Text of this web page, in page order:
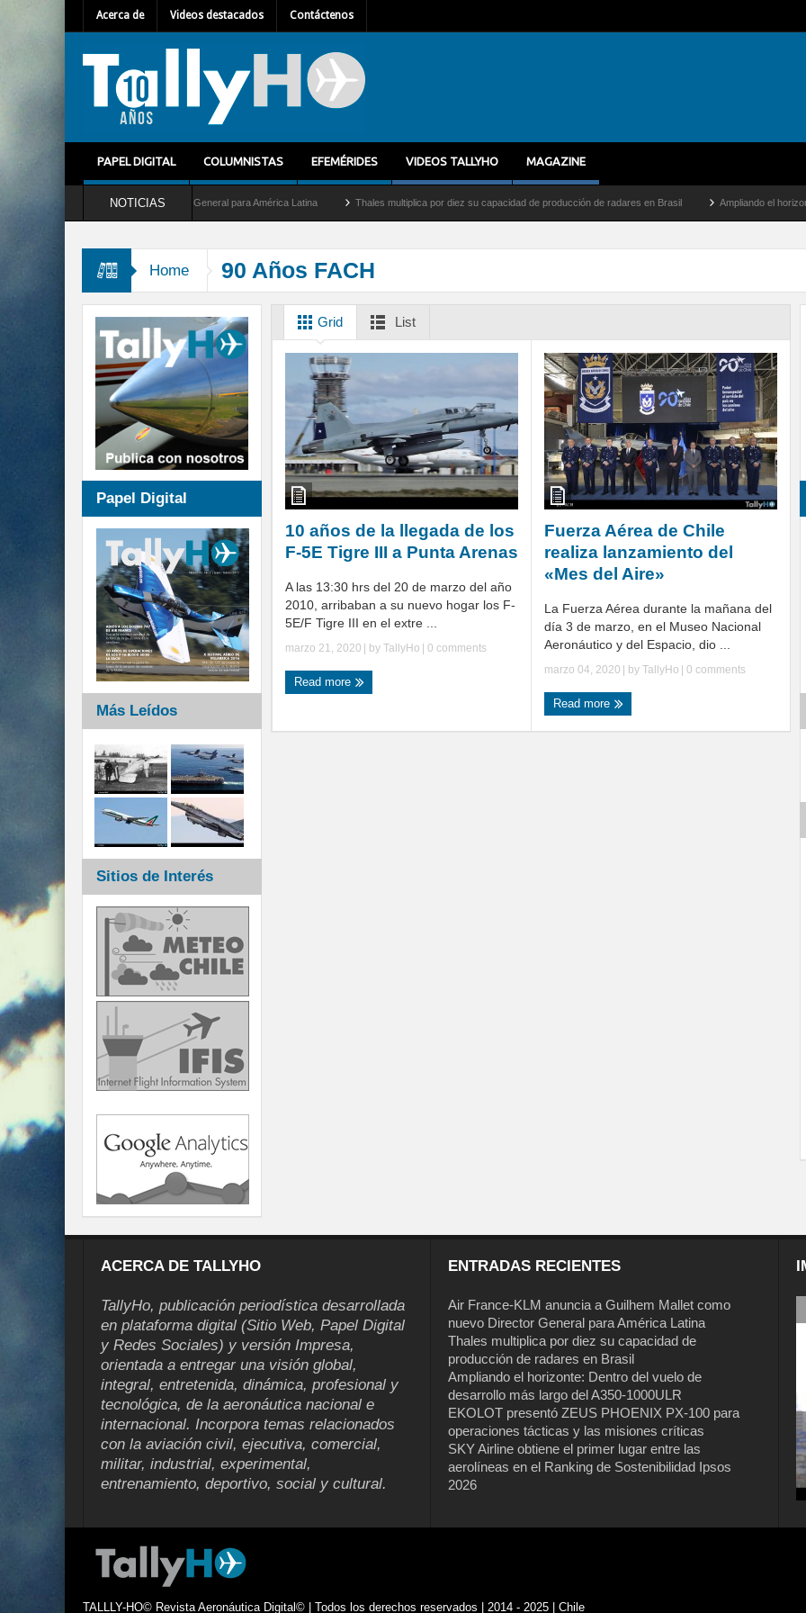
Acerca de Videos destacados Contáctenos
PAPEL DIGITAL COLUMNISTAS EFEMÉRIDES VIDEOS TALLYHO MAGAZINE
NOTICIAS
Mallet como nuevo Director General para América Latina Thales multiplica por diez su capacidad de producción de radares en Brasil Ampliando el horizonte:
Home 90 Años FACH
Grid List
10 años de la llegada de los
F-5E Tigre III a Punta Arenas
A las 13:30 hrs del 20 de marzo del año
2010, arribaban a su nuevo hogar los F-
5E/F Tigre III en el extre ...
marzo 21, 2020 | by TallyHo 0 comments
Read more
Fuerza Aérea de Chile
realiza lanzamiento del
«Mes del Aire»
La Fuerza Aérea durante la mañana del
día 3 de marzo, en el Museo Nacional
Aeronáutico y del Espacio, dio ...
marzo 04, 2020 | by TallyHo 0 comments
Read more
Papel Digital
Más Leídos
Sitios de Interés
ACERCA DE TALLYHO
TallyHo, publicación periodística desarrollada
en plataforma digital (Sitio Web, Papel Digital
y Redes Sociales) y versión Impresa,
orientada a entregar una visión global,
integral, entretenida, dinámica, profesional y
tecnológica, de la aeronáutica nacional e
internacional. Incorpora temas relacionados
con la aviación civil, ejecutiva, comercial,
militar, industrial, experimental,
entrenamiento, deportivo, social y cultural.
ENTRADAS RECIENTES
Air France-KLM anuncia a Guilhem Mallet como
nuevo Director General para América Latina
Thales multiplica por diez su capacidad de
producción de radares en Brasil
Ampliando el horizonte: Dentro del vuelo de
desarrollo más largo del A350-1000ULR
EKOLOT presentó ZEUS PHOENIX PX-100 para
operaciones tácticas y las misiones críticas
SKY Airline obtiene el primer lugar entre las
aerolíneas en el Ranking de Sostenibilidad Ipsos
2026
TALLLY-HO© Revista Aeronáutica Digital© | Todos los derechos reservados | 2014 - 2025 | Chile